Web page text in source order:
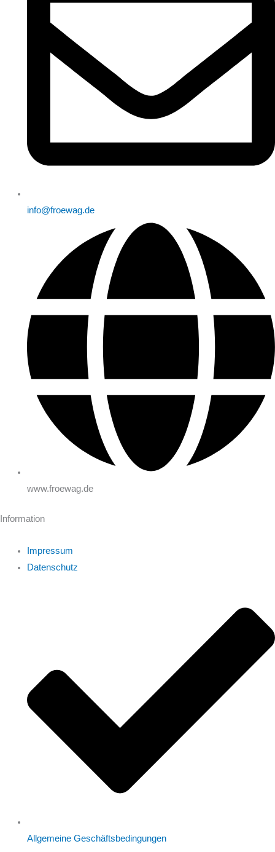
info@froewag.de
www.froewag.de
Information
Impressum
Datenschutz
Allgemeine Geschäftsbedingungen